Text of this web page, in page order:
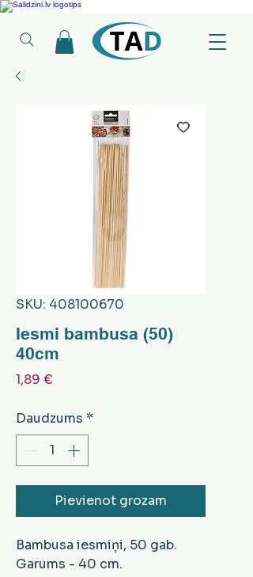
Ledusskapji, Sadzīves tehnika, Smaržas,
SKU: 408100670
Iesmi bambusa (50)
40cm
1,89 €
Daudzums *
Pievienot grozam
Bambusa iesmiņi, 50 gab.
Garums - 40 cm.